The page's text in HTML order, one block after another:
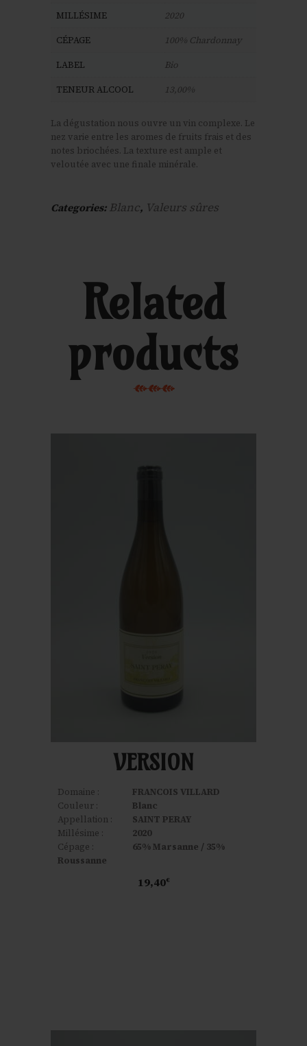
MILLÉSIME 2020
CÉPAGE 100% Chardonnay
LABEL Bio
TENEUR ALCOOL 13,00%
La dégustation nous ouvre un vin complexe. Le
nez varie entre les aromes de fruits frais et des
notes briochées. La texture est ample et
veloutée avec une finale minérale.
Categories: Blanc, Valeurs sûres
Related
products
VERSION
Domaine :
FRANCOIS VILLARD
Couleur :
Blanc
Appellation :
SAINT PERAY
Millésime :
2020
Cépage :
65% Marsanne / 35%
Roussanne
19,40€